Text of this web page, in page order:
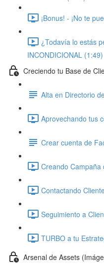
¡Bonus! - ¡No te
¿Todavía lo estás
INCONDICIONAL (1:49)
Creciendo tu Base de
Alta en Directorio
Aprovechando tus
Crear cuenta de
Creando Campaña
Contactando
Seguimiento a
TURBO a tu
Arsenal de Assets